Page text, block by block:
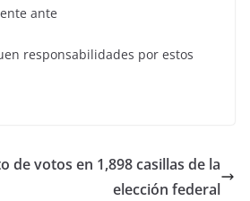
ante
responsabilidades por estos
de votos en 1,898 casillas de la
elección federal